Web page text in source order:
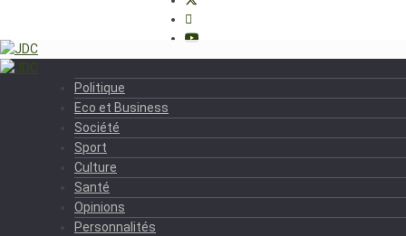
Politique
Eco et Business
Société
Sport
Culture
Santé
Opinions
Personnalités